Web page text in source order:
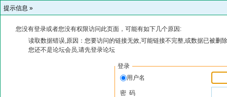
提示信息 »
您没有登录或者您没有权限访问此页面，可能有如下几个原因:
读取数据错误,原因：您要访问的链接无效,可能链接不完整,或数据已被删
您还不是论坛会员,请先登录论坛
登录
用户名
密 码